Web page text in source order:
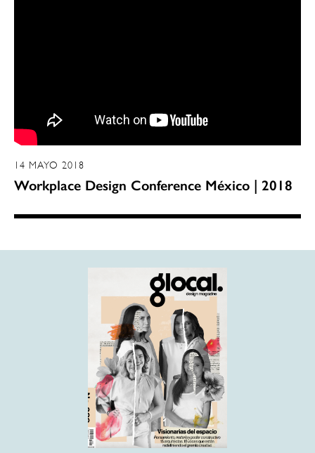
14 MAYO 2018
Workplace Design Conference México | 2018